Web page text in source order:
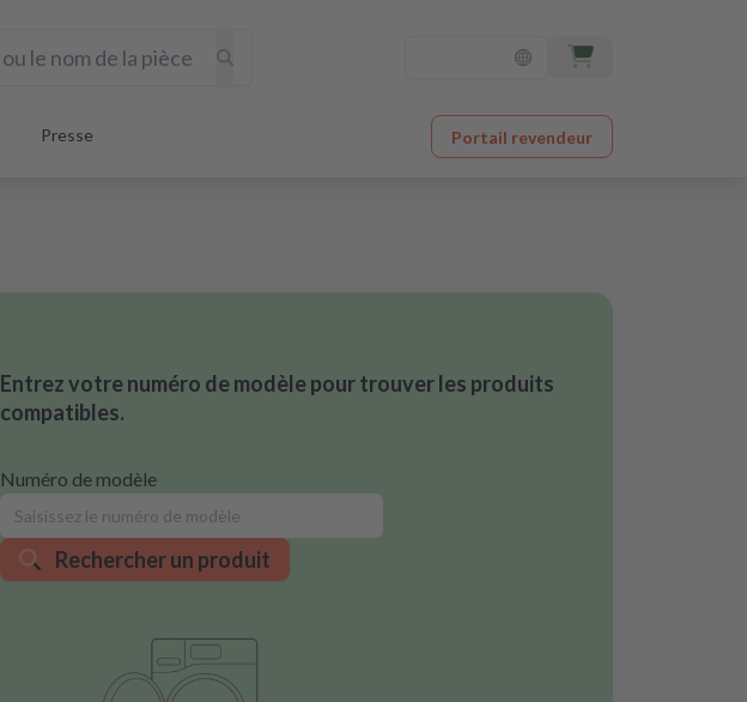
Presse Portail revendeur
Entrez votre numéro de modèle pour trouver les produits
compatibles.
Numéro de modèle
Rechercher un produit